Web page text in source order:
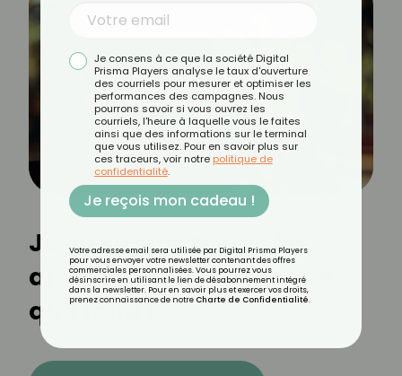
Je ne supporte pas les
amis de mon partenaire,
que faire ?
Je consens à ce que la société Digital
Prisma Players analyse le taux d'ouverture
des courriels pour mesurer et optimiser les
performances des campagnes. Nous
pourrons savoir si vous ouvrez les
courriels, l'heure à laquelle vous le faites
ainsi que des informations sur le terminal
que vous utilisez. Pour en savoir plus sur
ces traceurs, voir notre politique de
confidentialité.
Je reçois mon cadeau !
Votre adresse email sera utilisée par Digital Prisma Players
pour vous envoyer votre newsletter contenant des offres
commerciales personnalisées. Vous pourrez vous
désinscrire en utilisant le lien de désabonnement intégré
dans la newsletter. Pour en savoir plus et exercer vos droits,
prenez connaissance de notre Charte de Confidentialité.